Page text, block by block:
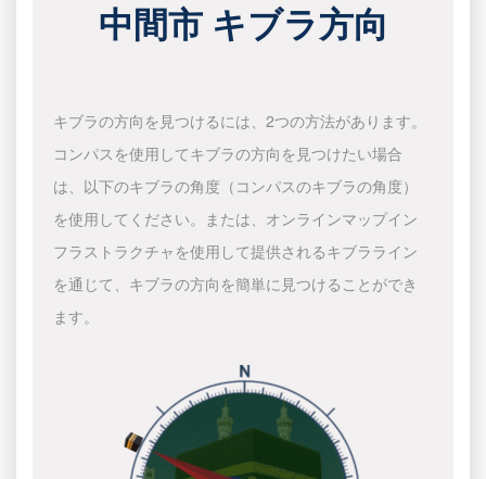
中間市 キブラ方向
キブラの方向を見つけるには、2つの方法があります。
コンパスを使用してキブラの方向を見つけたい場合
は、以下のキブラの角度（コンパスのキブラの角度）
を使用してください。または、オンラインマップイン
フラストラクチャを使用して提供されるキブラライン
を通じて、キブラの方向を簡単に見つけることができ
ます。